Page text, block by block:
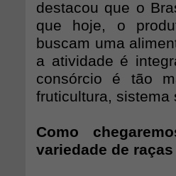
destacou que o
que hoje, o
buscam uma
a atividade é
consórcio é tão
fruticultura, sistema
Como
variedade de